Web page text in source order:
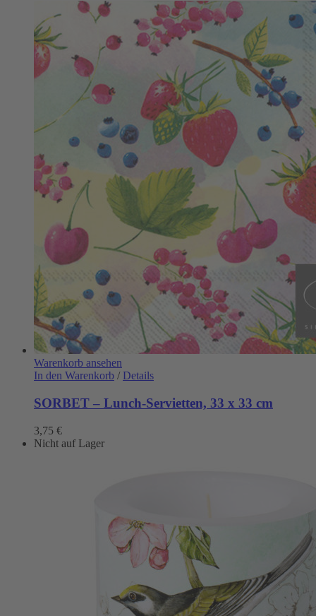
Warenkorb ansehen
In den Warenkorb / Details
SORBET – Lunch-Servietten, 33 x 33 cm
3,75 €
Nicht auf Lager